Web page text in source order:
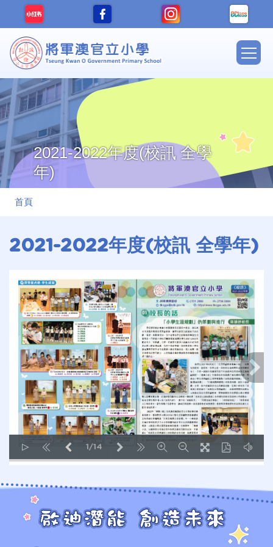
移至主內容
Main
2021-2022年度(校訊 全學
年)
導
連
首頁
2021-2022年度(校訊 全學年)
LOADING PAGES 18% ...
1/14